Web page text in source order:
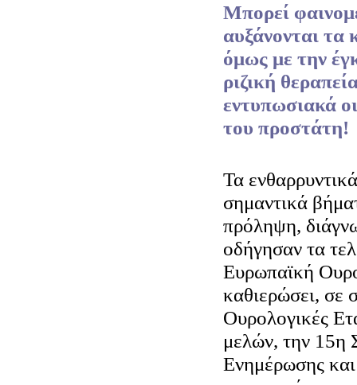
Μπορεί
αυξάνονται τα
όμως με την
ριζική
εντυπωσιακά
του προστάτη!
Τα
σημαντικά
πρόληψη,
οδήγησαν τα
Ευρωπαϊκή
καθιερώσει, σε
Ουρολογικές
μελών, την 15η
Ενημέρωσης